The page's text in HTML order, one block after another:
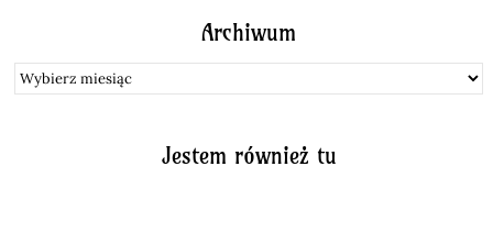
Archiwum
Archiwum
Jestem również tu